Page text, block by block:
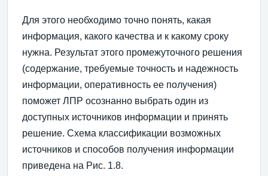
Для этого необходимо точно понять, какая
информация, какого качества и к какому сроку
нужна. Результат этого промежуточного решения
(содержание, требуемые точность и надежность
информации, оперативность ее получения)
поможет ЛПР осознанно выбрать один из
доступных источников информации и принять
решение. Схема классификации возможных
источников и способов получения информации
приведена на Рис. 1.8.